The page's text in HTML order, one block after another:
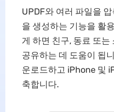
UPDF와 여러 파일을
을 생성하는 기능을 활
게 하면 친구, 동료 또
공유하는 데 도움이 됩
운로드하고 iPhone 및
축합니다.